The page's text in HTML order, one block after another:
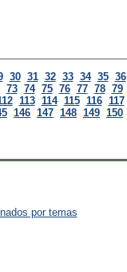
30 31 32 33 34 35 36
73 74 75 76 77 78 79
113 114 115 116 117
146 147 148 149 150
por temas